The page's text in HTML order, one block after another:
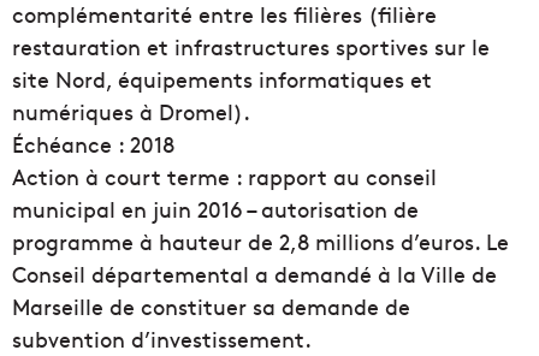
complémentarité entre les filières (filière
restauration et infrastructures sportives sur le
site Nord, équipements informatiques et
numériques à Dromel).
Échéance : 2018
Action à court terme : rapport au conseil
municipal en juin 2016 – autorisation de
programme à hauteur de 2,8 millions d’euros. Le
Conseil départemental a demandé à la Ville de
Marseille de constituer sa demande de
subvention d’investissement.